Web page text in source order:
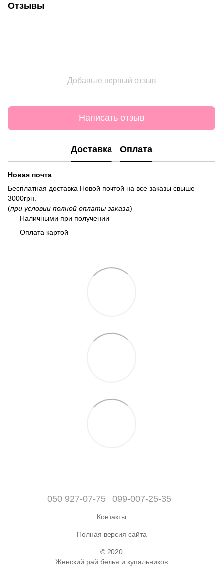
Отзывы
Добавьте первый отзыв
Написать отзыв
Доставка Оплата
Новая почта
Бесплатная доставка Новой почтой на все заказы свыше
3000грн.
(при условии полной оплаты заказа)
Наличными при получении
Оплата картой
050 927-07-75 099-007-25-35
Контакты
Полная версия сайта
© 2020
Женский рай белья и купальников